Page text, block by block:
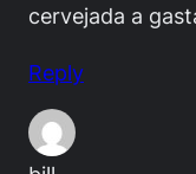
cervejada a
Reply